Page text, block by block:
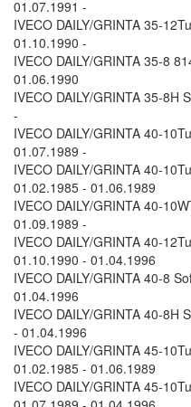
01.07.1991 -
IVECO DAILY/GRINTA 35-
01.10.1990 -
IVECO DAILY/GRINTA 35-8
01.06.1990
IVECO DAILY/GRINTA 35-8H
-
IVECO DAILY/GRINTA 40-
01.07.1989 -
IVECO DAILY/GRINTA 40-
01.02.1985 - 01.06.1989
IVECO DAILY/GRINTA 40-
01.09.1989 -
IVECO DAILY/GRINTA 40-
01.10.1990 - 01.04.1996
IVECO DAILY/GRINTA 40-8
01.04.1996
IVECO DAILY/GRINTA 40-8H
- 01.04.1996
IVECO DAILY/GRINTA 45-
01.02.1985 - 01.06.1989
IVECO DAILY/GRINTA 45-